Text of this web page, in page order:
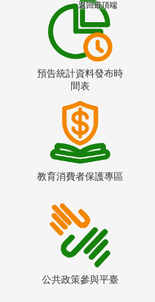
預告統計資料發布時
間表
教育消費者保護專區
公共政策參與平臺
返回最頂端